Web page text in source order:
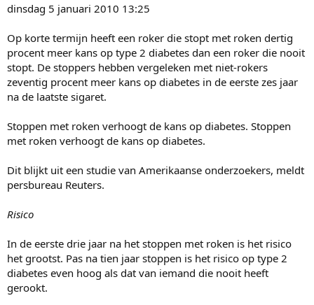
dinsdag 5 januari 2010 13:25
Op korte termijn heeft een roker die stopt met roken dertig
procent meer kans op type 2 diabetes dan een roker die nooit
stopt. De stoppers hebben vergeleken met niet-rokers
zeventig procent meer kans op diabetes in de eerste zes jaar
na de laatste sigaret.
Stoppen met roken verhoogt de kans op diabetes. Stoppen
met roken verhoogt de kans op diabetes.
Dit blijkt uit een studie van Amerikaanse onderzoekers, meldt
persbureau Reuters.
Risico
In de eerste drie jaar na het stoppen met roken is het risico
het grootst. Pas na tien jaar stoppen is het risico op type 2
diabetes even hoog als dat van iemand die nooit heeft
gerookt.